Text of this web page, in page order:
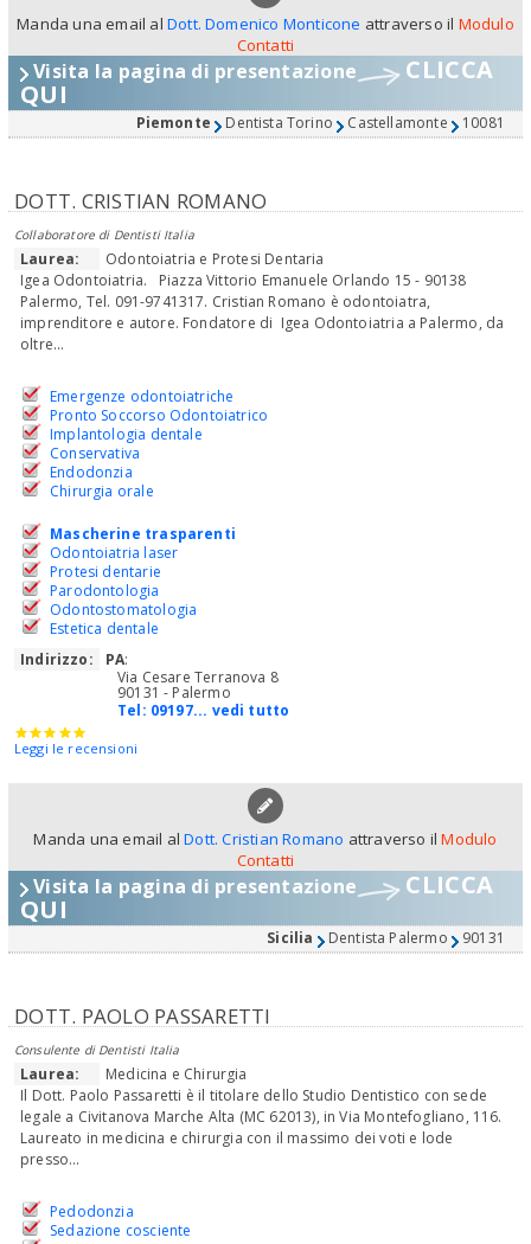
Manda una email al Dott. Domenico Monticone attraverso il Modulo
Contatti
Visita la pagina di presentazione CLICCA
QUI
Piemonte Dentista Torino Castellamonte 10081
DOTT. CRISTIAN ROMANO
Collaboratore di Dentisti Italia
Laurea:
Odontoiatria e Protesi Dentaria
Igea Odontoiatria. Piazza Vittorio Emanuele Orlando 15 - 90138
Palermo, Tel. 091-9741317. Cristian Romano è odontoiatra,
imprenditore e autore. Fondatore di Igea Odontoiatria a Palermo, da
oltre...
Emergenze odontoiatriche
Pronto Soccorso Odontoiatrico
Implantologia dentale
Conservativa
Endodonzia
Chirurgia orale
Mascherine trasparenti
Odontoiatria laser
Protesi dentarie
Parodontologia
Odontostomatologia
Estetica dentale
Indirizzo:
PA:
Via Cesare Terranova 8
90131 - Palermo
Tel: 09197... vedi tutto
Leggi le recensioni
Manda una email alDott. Cristian Romano attraverso ilModulo
Contatti
Visita la pagina di presentazione CLICCA
QUI
Sicilia Dentista Palermo 90131
DOTT. PAOLO PASSARETTI
Consulente di Dentisti Italia
Laurea:
Medicina e Chirurgia
Il Dott. Paolo Passaretti è il titolare dello Studio Dentistico con sede
legale a Civitanova Marche Alta (MC 62013), in Via Montefogliano, 116.
Laureato in medicina e chirurgia con il massimo dei voti e lode
presso...
Pedodonzia
Sedazione cosciente